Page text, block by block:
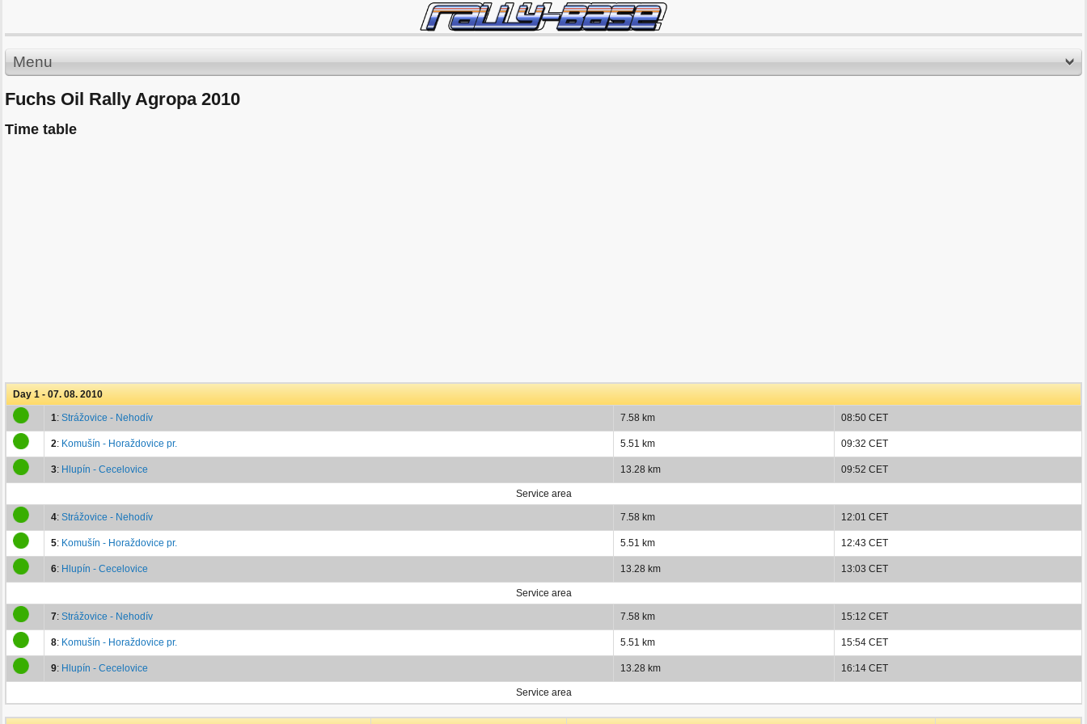
Menu
Fuchs Oil Rally Agropa 2010
Time table
Day 1 - 07. 08. 2010
1: Strážovice - Nehodív 7.58 km 08:50 CET
2: Komušín - Horaždovice pr. 5.51 km 09:32 CET
3: Hlupín - Cecelovice 13.28 km 09:52 CET
Service area
4: Strážovice - Nehodív 7.58 km 12:01 CET
5: Komušín - Horaždovice pr. 5.51 km 12:43 CET
6: Hlupín - Cecelovice 13.28 km 13:03 CET
Service area
7: Strážovice - Nehodív 7.58 km 15:12 CET
8: Komušín - Horaždovice pr. 5.51 km 15:54 CET
9: Hlupín - Cecelovice 13.28 km 16:14 CET
Service area